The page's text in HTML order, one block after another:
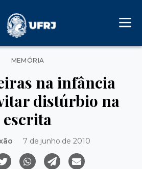
Categorias
MEMÓRIA
na infância
distúrbio na
escrita
7 de junho de 2010